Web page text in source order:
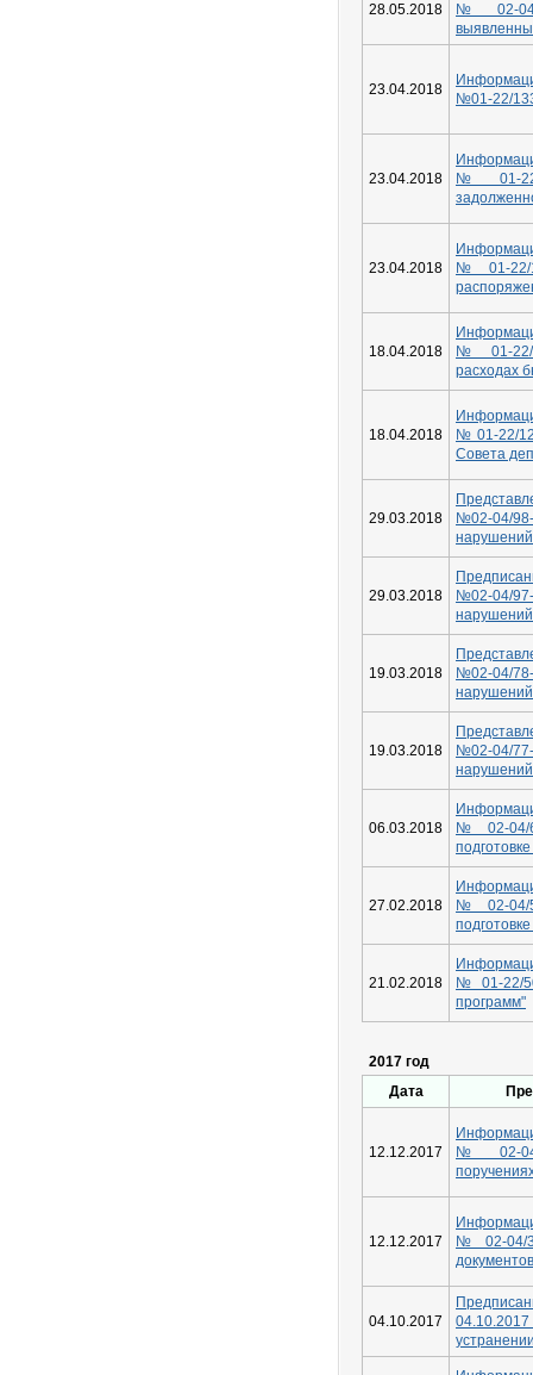
28.05.2018
№02-04/
23.04.2018
№01-22/
23.04.2018
№01-
23.04.2018
№01-22/
18.04.2018
№01-22/
расходах
18.04.2018
№01-22/
Совета
29.03.2018
№02-04/
29.03.2018
№02-04/
19.03.2018
№02-04/
19.03.2018
№02-04/
06.03.2018
№02-04/
27.02.2018
№02-04/
21.02.2018
№01-22/
программ"
2017 год
Дата
12.12.2017
№02-
12.12.2017
№02-04/
04.10.2017